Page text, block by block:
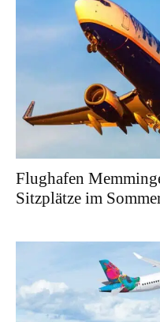
Flughafen
Sitzplätze im